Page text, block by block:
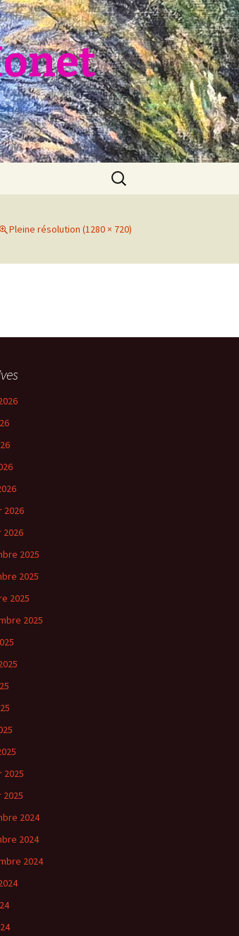
Rechercher :
Pleine résolution (1280 × 720)
→
2026
2026
2025
2025
2025
2025
2025
2025
2024
2024
2024